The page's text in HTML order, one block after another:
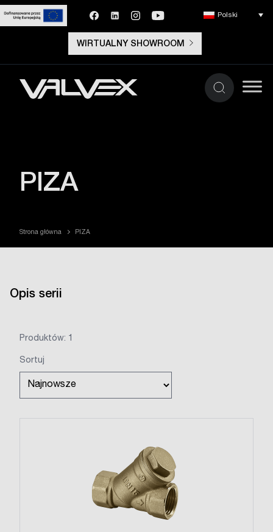
WIRTUALNY SHOWROOM
Polski
PIZA
Strona główna PIZA
Opis serii
Produktów: 1
Sortuj